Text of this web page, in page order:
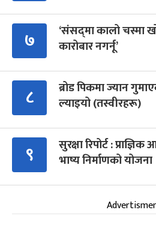
७
‘संसद्‍मा कालो चस्मा
कारोबार नगर्नू’
८
ब्रोड पिकमा ज्यान
ल्याइयो (तस्वीरहरू)
९
सुरक्षा रिपोर्ट :
भाष्य निर्माणको योजना